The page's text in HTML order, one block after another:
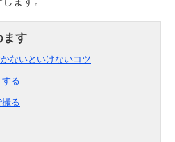
ないといけないコツ
る
る